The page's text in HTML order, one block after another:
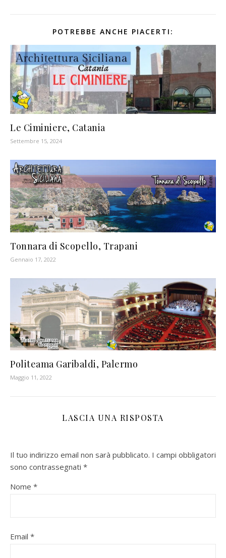
POTREBBE ANCHE PIACERTI:
Le Ciminiere, Catania
Settembre 15, 2024
Tonnara di Scopello, Trapani
Gennaio 17, 2022
Politeama Garibaldi, Palermo
Maggio 11, 2022
LASCIA UNA RISPOSTA
Il tuo indirizzo email non sarà pubblicato. I campi obbligatori
sono contrassegnati *
Nome *
Email *